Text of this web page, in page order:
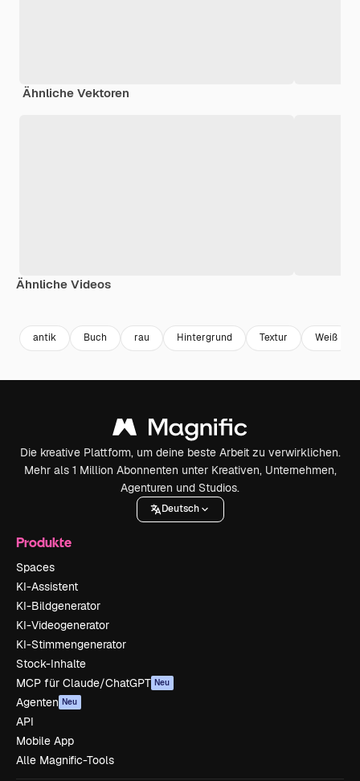
Ähnliche Vektoren
Ähnliche Videos
antik Buch rau Hintergrund Textur Weiß
Die kreative Plattform, um deine beste Arbeit zu verwirklichen.
Mehr als 1 Million Abonnenten unter Kreativen, Unternehmen,
Agenturen und Studios.
Deutsch
Produkte
Spaces
KI-Assistent
KI-Bildgenerator
KI-Videogenerator
KI-Stimmengenerator
Stock-Inhalte
MCP für Claude/ChatGPT Neu
Agenten Neu
API
Mobile App
Alle Magnific-Tools